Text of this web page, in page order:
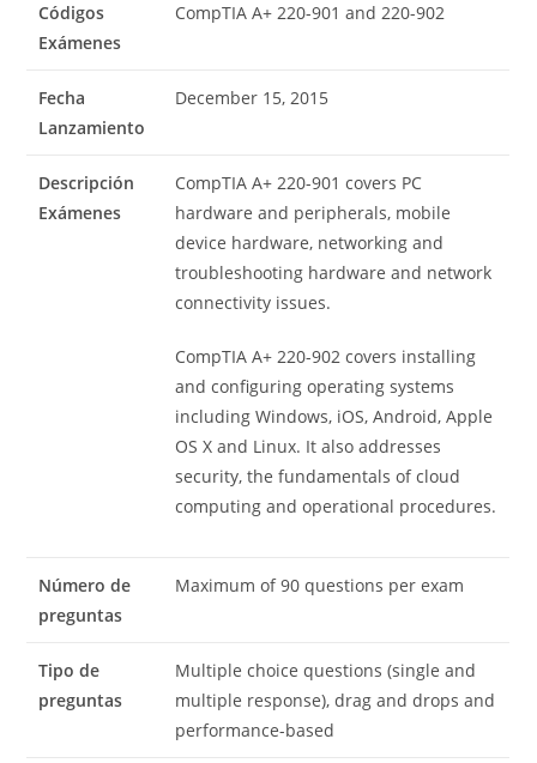
Códigos
Exámenes
CompTIA A+ 220-901 and 220-902
Fecha
Lanzamiento
December 15, 2015
Descripción
Exámenes
CompTIA A+ 220-901 covers PC
hardware and peripherals, mobile
device hardware, networking and
troubleshooting hardware and network
connectivity issues.
CompTIA A+ 220-902 covers installing
and configuring operating systems
including Windows, iOS, Android, Apple
OS X and Linux. It also addresses
security, the fundamentals of cloud
computing and operational procedures.
Número de
preguntas
Maximum of 90 questions per exam
Tipo de
preguntas
Multiple choice questions (single and
multiple response), drag and drops and
performance-based